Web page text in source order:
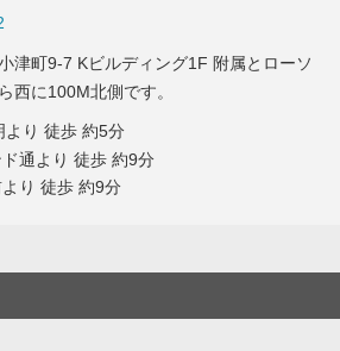
津町9-7 Kビルディング1F 附属とローソ
西に100M北側です。
より 徒歩 約5分
通より 徒歩 約9分
り 徒歩 約9分